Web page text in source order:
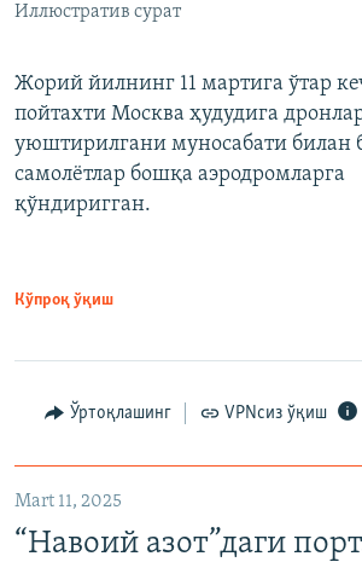
Иллюстратив сурат
Жорий йилнинг 11 мартига ўтар
пойтахти Москва ҳудудига
уюштирилгани муносабати билан
самолётлар бошқа аэродромларга
қўндиригган.
Кўпроқ ўқиш
Ўртоқлашинг VPNсиз ўқиш
Mart 11, 2025
“Навоий азот”даги